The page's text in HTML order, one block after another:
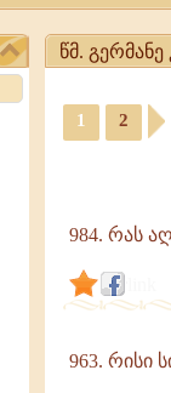
წმ.
გერმანე
1 2
984. რას
963. რისი